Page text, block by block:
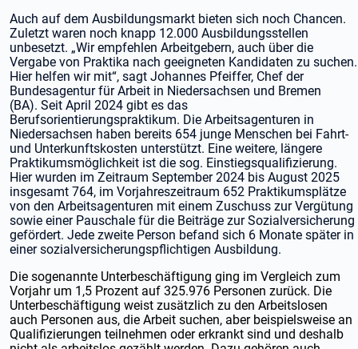
Auch auf dem Ausbildungsmarkt bieten sich noch Chancen.
Zuletzt waren noch knapp 12.000 Ausbildungsstellen
unbesetzt. „Wir empfehlen Arbeitgebern, auch über die
Vergabe von Praktika nach geeigneten Kandidaten zu suchen.
Hier helfen wir mit“, sagt Johannes Pfeiffer, Chef der
Bundesagentur für Arbeit in Niedersachsen und Bremen
(BA). Seit April 2024 gibt es das
Berufsorientierungspraktikum. Die Arbeitsagenturen in
Niedersachsen haben bereits 654 junge Menschen bei Fahrt-
und Unterkunftskosten unterstützt. Eine weitere, längere
Praktikumsmöglichkeit ist die sog. Einstiegsqualifizierung.
Hier wurden im Zeitraum September 2024 bis August 2025
insgesamt 764, im Vorjahreszeitraum 652 Praktikumsplätze
von den Arbeitsagenturen mit einem Zuschuss zur Vergütung
sowie einer Pauschale für die Beiträge zur Sozialversicherung
gefördert. Jede zweite Person befand sich 6 Monate später in
einer sozialversicherungspflichtigen Ausbildung.
Die sogenannte Unterbeschäftigung ging im Vergleich zum
Vorjahr um 1,5 Prozent auf 325.976 Personen zurück. Die
Unterbeschäftigung weist zusätzlich zu den Arbeitslosen
auch Personen aus, die Arbeit suchen, aber beispielsweise an
Qualifizierungen teilnehmen oder erkrankt sind und deshalb